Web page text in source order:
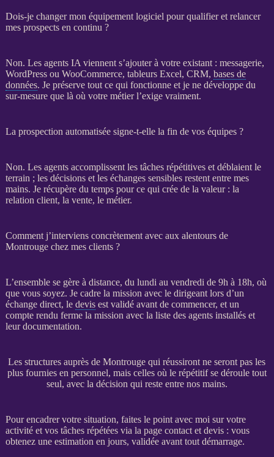
Dois-je changer mon équipement logiciel pour qualifier et relancer
mes prospects en continu ?
Non. Les agents IA viennent s’ajouter à votre existant : messagerie,
WordPressou WooCommerce, tableurs Excel, CRM, bases de
données. Je préserve tout ce qui fonctionne et je ne développe du
sur-mesure que là où votre métier l’exige vraiment.
La prospection automatisée signe-t-elle la fin de vos équipes ?
Non. Les agentsaccomplissent les tâches répétitives et déblaient le
terrain ; les décisions et les échanges sensibles restent entre mes
mains. Je récupère du temps pour ce qui crée de la valeur : la
relation client, la vente, le métier.
Comment j’interviens concrètement avec aux alentours de
Montrouge chez mes clients ?
L’ensemble se gère à distance, du lundi au vendredi de 9h à 18h, où
que vous soyez. Je cadre la mission avec le dirigeant lors d’un
échange direct, le devisest validé avant de commencer, et un
compte rendu ferme la mission avec la liste des agentsinstallés et
leur documentation.
Les structures auprès de Montrouge qui réussiront ne seront pas les
plus fournies en personnel, mais celles où le répétitif se déroule tout
seul, avec la décision qui reste entre nos mains.
Pour encadrer votre situation, faites le point avec moi sur votre
activité et vos tâches répétées via la page contact et devis: vous
obtenez une estimation en jours, validée avant tout démarrage.